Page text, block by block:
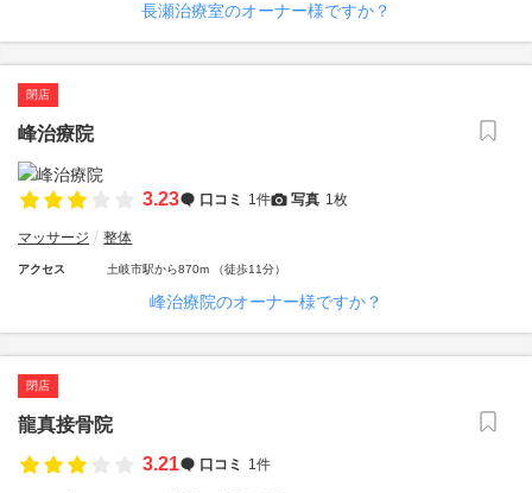
長瀬治療室のオーナー様ですか？
閉店
峰治療院
3.23 口コミ 1件 写真 1枚
マッサージ 整体
アクセス 土岐市駅から870m （徒歩11分）
峰治療院のオーナー様ですか？
閉店
龍真接骨院
3.21
口コミ 1件